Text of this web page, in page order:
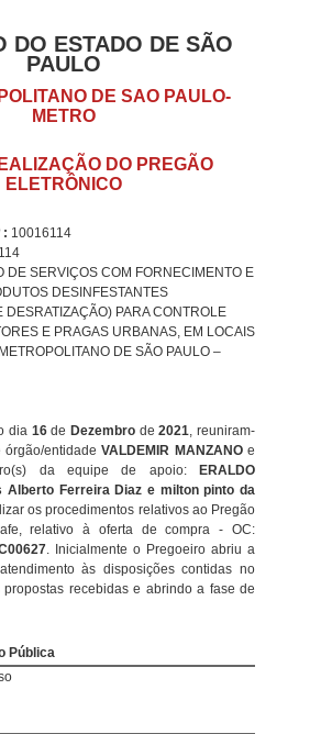
DO ESTADO DE SÃO
PAULO
DE SAO PAULO-
METRO
DO PREGÃO
ELETRÔNICO
: 10016114
DE SERVIÇOS COM FORNECIMENTO E
DESINFESTANTES
DESRATIZAÇÃO) PARA CONTROLE
E PRAGAS URBANAS, EM LOCAIS
DE SÃO PAULO –
dia 16de Dezembrode2021, reuniram-
órgão/entidadeVALDEMIR MANZANOe
da equipe de apoio:
ERALDO
Alberto Ferreira Diaz e milton pinto da
os procedimentos relativos ao Pregão
relativo à oferta de compra - OC:
. Inicialmente o Pregoeiro abriu a
às disposições contidas no
recebidas e abrindo a fase de
Pública